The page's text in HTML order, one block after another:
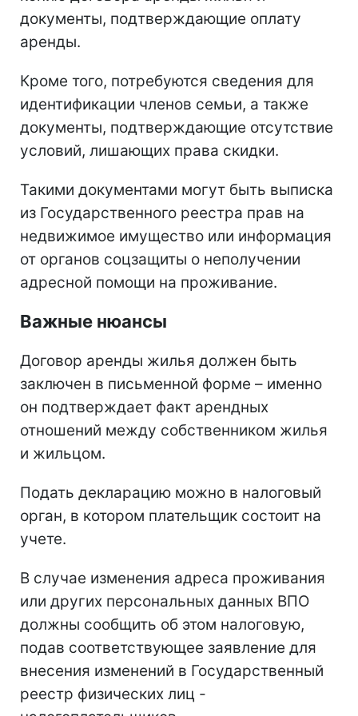
документы, подтверждающие оплату
аренды.
Кроме того, потребуются сведения для
идентификации членов семьи, а также
документы, подтверждающие отсутствие
условий, лишающих права скидки.
Такими документами могут быть выписка
из Государственного реестра прав на
недвижимое имущество или информация
от органов соцзащиты о неполучении
адресной помощи на проживание.
Важные нюансы
Договор аренды жилья должен быть
заключен в письменной форме – именно
он подтверждает факт арендных
отношений между собственником жилья
и жильцом.
Подать декларацию можно в налоговый
орган, в котором плательщик состоит на
учете.
В случае изменения адреса проживания
или других персональных данных ВПО
должны сообщить об этом налоговую,
подав соответствующее заявление для
внесения изменений в Государственный
реестр физических лиц -